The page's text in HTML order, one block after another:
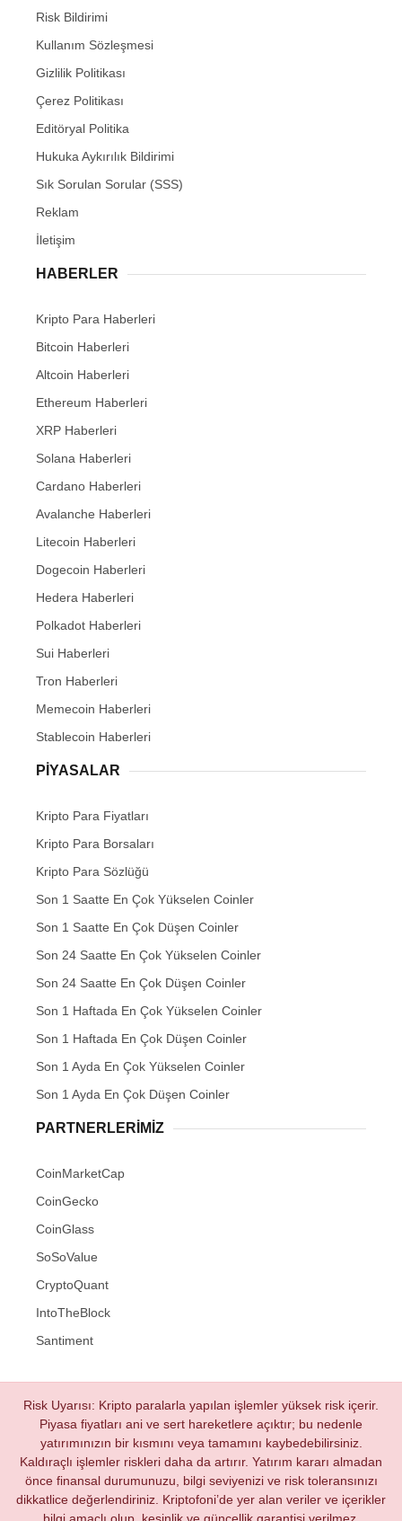
Risk Bildirimi
Kullanım Sözleşmesi
Gizlilik Politikası
Çerez Politikası
Editöryal Politika
Hukuka Aykırılık Bildirimi
Sık Sorulan Sorular (SSS)
Reklam
İletişim
HABERLER
Kripto Para Haberleri
Bitcoin Haberleri
Altcoin Haberleri
Ethereum Haberleri
XRP Haberleri
Solana Haberleri
Cardano Haberleri
Avalanche Haberleri
Litecoin Haberleri
Dogecoin Haberleri
Hedera Haberleri
Polkadot Haberleri
Sui Haberleri
Tron Haberleri
Memecoin Haberleri
Stablecoin Haberleri
PIYASALAR
Kripto Para Fiyatları
Kripto Para Borsaları
Kripto Para Sözlüğü
Son 1 Saatte En Çok Yükselen Coinler
Son 1 Saatte En Çok Düşen Coinler
Son 24 Saatte En Çok Yükselen Coinler
Son 24 Saatte En Çok Düşen Coinler
Son 1 Haftada En Çok Yükselen Coinler
Son 1 Haftada En Çok Düşen Coinler
Son 1 Ayda En Çok Yükselen Coinler
Son 1 Ayda En Çok Düşen Coinler
PARTNERLERIMIZ
CoinMarketCap
CoinGecko
CoinGlass
SoSoValue
CryptoQuant
IntoTheBlock
Santiment
Risk Uyarısı: Kripto paralarla yapılan işlemler yüksek risk içerir.
Piyasa fiyatları ani ve sert hareketlere açıktır; bu nedenle
yatırımınızın bir kısmını veya tamamını kaybedebilirsiniz.
Kaldıraçlı işlemler riskleri daha da artırır. Yatırım kararı almadan
önce finansal durumunuzu, bilgi seviyenizi ve risk toleransınızı
dikkatlice değerlendiriniz. Kriptofoni’de yer alan veriler ve içerikler